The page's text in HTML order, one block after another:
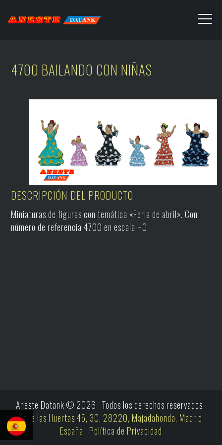
4700 BAILANDO CON NIÑAS
DESCRIPCIÓN DEL PRODUCTO
Miniaturas de figuras con temática «Feria de abril». Con
número de referencia 4700 en escala H0
Aneste Datank © 2026 · Todos los derechos reservados ·
Calle las Huertas 45, 3C, 28220, Majadahonda, Madrid,
España · Política de Privacidad